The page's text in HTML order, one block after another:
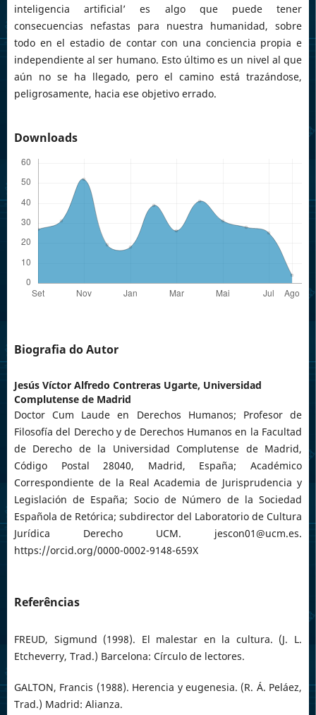
inteligencia artificial’ es algo que puede tener
consecuencias nefastas para nuestra humanidad, sobre
todo en el estadio de contar con una conciencia propia e
independiente al ser humano. Esto último es un nivel al que
aún no se ha llegado, pero el camino está trazándose,
peligrosamente, hacia ese objetivo errado.
Downloads
Biografia do Autor
Jesús Víctor Alfredo Contreras Ugarte, Universidad
Complutense de Madrid
Doctor Cum Laude en Derechos Humanos; Profesor de
Filosofía del Derecho y de Derechos Humanos en la Facultad
de Derecho de la Universidad Complutense de Madrid,
Código Postal 28040, Madrid, España; Académico
Correspondiente de la Real Academia de Jurisprudencia y
Legislación de España; Socio de Número de la Sociedad
Española de Retórica; subdirector del Laboratorio de Cultura
Jurídica Derecho UCM. jescon01@ucm.es.
https://orcid.org/0000-0002-9148-659X
Referências
FREUD, Sigmund (1998). El malestar en la cultura. (J. L.
Etcheverry, Trad.) Barcelona: Círculo de lectores.
GALTON, Francis (1988). Herencia y eugenesia. (R. Á. Peláez,
Trad.) Madrid: Alianza.